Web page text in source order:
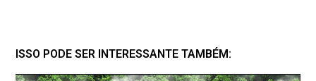
ISSO PODE SER INTERESSANTE TAMBÉM: